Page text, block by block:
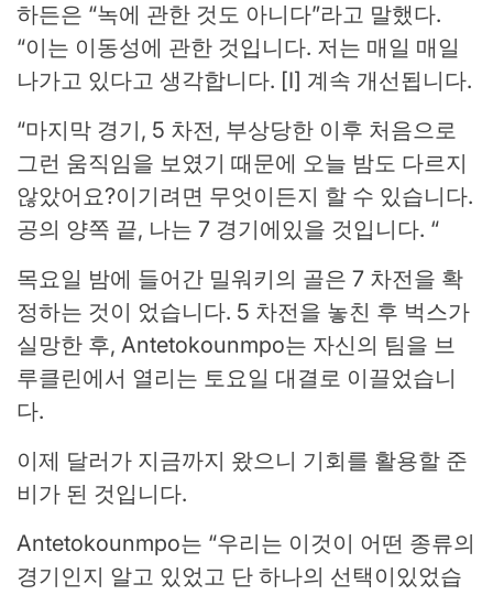
하든은 “녹에 관한 것도 아니다”라고 말했다.
“이는 이동성에 관한 것입니다. 저는 매일 매일
나가고 있다고 생각합니다. [I] 계속 개선됩니다.
“마지막 경기, 5 차전, 부상당한 이후 처음으로
그런 움직임을 보였기 때문에 오늘 밤도 다르지
않았어요?이기려면 무엇이든지 할 수 있습니다.
공의 양쪽 끝, 나는 7 경기에있을 것입니다. “
목요일 밤에 들어간 밀워키의 골은 7 차전을 확
정하는 것이 었습니다. 5 차전을 놓친 후 벅스가
실망한 후, Antetokounmpo는 자신의 팀을 브
루클린에서 열리는 토요일 대결로 이끌었습니
다.
이제 달러가 지금까지 왔으니 기회를 활용할 준
비가 된 것입니다.
Antetokounmpo는 “우리는 이것이 어떤 종류의
경기인지 알고 있었고 단 하나의 선택이있었습